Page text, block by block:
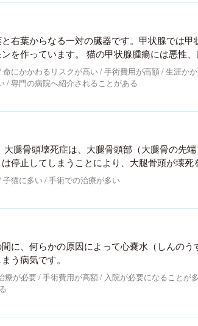
右葉からなる一対の臓器です。甲状腺では甲
腫瘍には悪性、良性どちらもありま
していることが多いです。
命にかかわるリスクが高い 手術費用が高額 生涯か
専門の病院へ紹介されることがある
腿骨頭壊死症は、大腿骨頭部（大腿骨の先
停止してしまうことにより、大腿骨頭が壊死
子猫に多い 手術での治療が多い
に、何らかの原因によって心嚢水（しんのう
う病気です。
療が必要 手術費用が高額
入院が必要になることが